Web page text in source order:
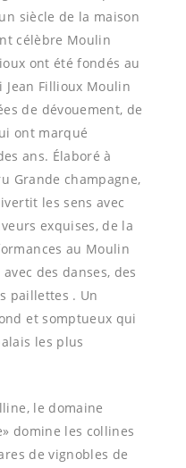
siècle de la maison
célèbre Moulin
ont été fondés au
Jean Fillioux Moulin
de dévouement, de
ont marqué
ans. Élaboré à
Grande champagne,
les sens avec
exquises, de la
au Moulin
des danses, des
paillettes . Un
et somptueux qui
les plus
le domaine
domine les collines
de vignobles de